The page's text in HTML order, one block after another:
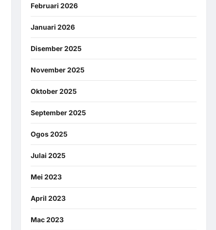
Februari 2026
Januari 2026
Disember 2025
November 2025
Oktober 2025
September 2025
Ogos 2025
Julai 2025
Mei 2023
April 2023
Mac 2023